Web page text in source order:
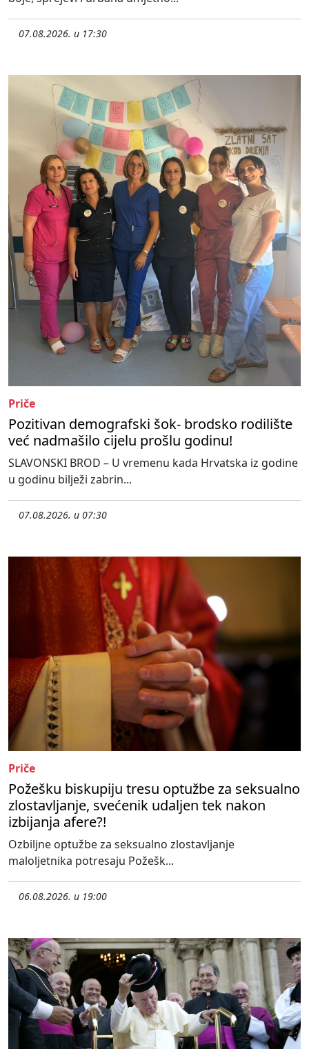
07.08.2026. u 17:30
Priče
Pozitivan demografski šok- brodsko rodilište
već nadmašilo cijelu prošlu godinu!
SLAVONSKI BROD – U vremenu kada Hrvatska iz godine
u godinu bilježi zabrin...
07.08.2026. u 07:30
Priče
Požešku biskupiju tresu optužbe za seksualno
zlostavljanje, svećenik udaljen tek nakon
izbijanja afere?!
Ozbiljne optužbe za seksualno zlostavljanje
maloljetnika potresaju Požešk...
06.08.2026. u 19:00